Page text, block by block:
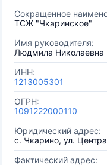
Сокращенное
ТСЖ "Чкаринское"
Имя руководителя:
Людмила Николаевна
ИНН:
1213005301
ОГРН:
1091222000110
Юридический адрес:
с. Чкарино, ул.
Фактический адрес: